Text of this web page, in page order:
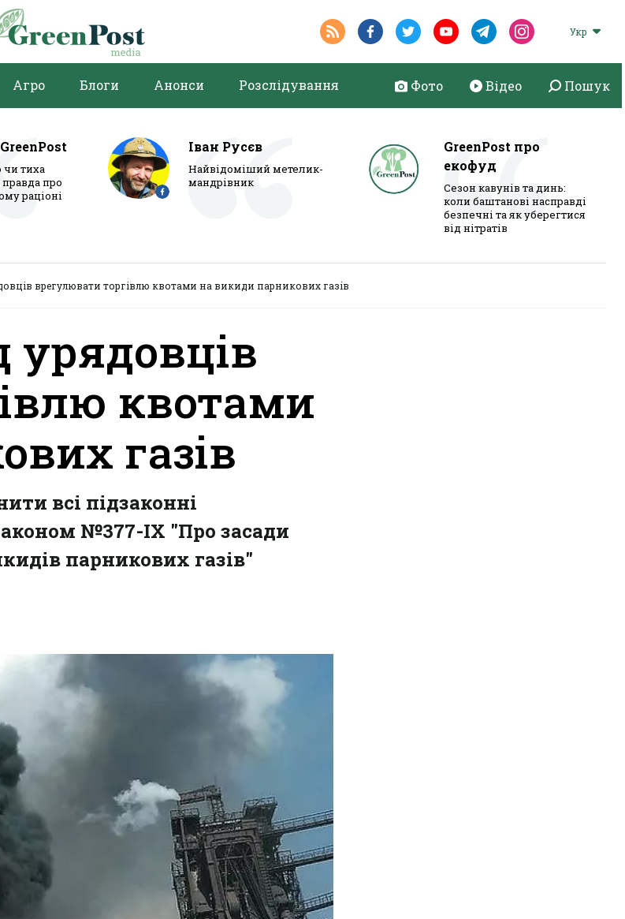
Укр
Агро Блоги Анонси Розслідування Фото Відео Пошук
чи тиха
правда про
раціоні
Іван Русєв
Найвідоміший метелик-
мандрівник
GreenPost про
екофуд
Сезон кавунів та динь:
коли баштанові насправді
безпечні та як уберегтися
від нітратів
врегулювати торгівлю квотами на викиди парникових газів
урядовців
квотами
газів
всі підзаконні
№377-ІХ "Про засади
парникових газів"